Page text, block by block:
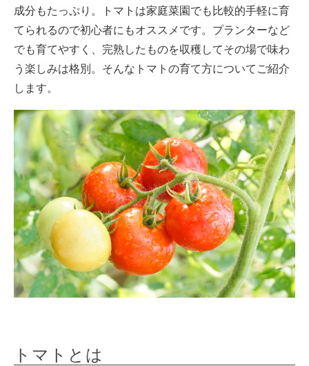
成分もたっぷり。トマトは家庭菜園でも比較的手軽に育
てられるので初心者にもオススメです。プランターなど
でも育てやすく、完熟したものを収穫してその場で味わ
う楽しみは格別。そんなトマトの育て方についてご紹介
します。
トマトとは